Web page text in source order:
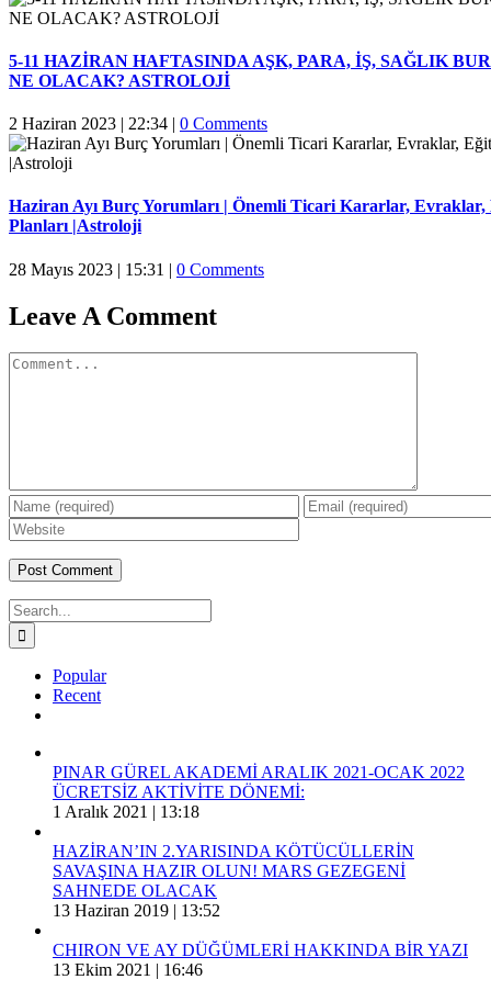
5-11 HAZİRAN HAFTASINDA AŞK, PARA, İŞ, SAĞLIK
NE OLACAK? ASTROLOJİ
2 Haziran 2023 | 22:34 | 0 Comments
Haziran Ayı Burç Yorumları | Önemli Ticari Kararlar, Evraklar,
Planları |Astroloji
28 Mayıs 2023 | 15:31 | 0 Comments
Leave A Comment
Comment
Search
for:
Popular
Recent
PINAR GÜREL AKADEMİ ARALIK 2021-OCAK 2022
ÜCRETSİZ AKTİVİTE DÖNEMİ:
1 Aralık 2021 | 13:18
HAZİRAN’IN 2.YARISINDA KÖTÜCÜLLERİN
SAVAŞINA HAZIR OLUN! MARS GEZEGENİ
SAHNEDE OLACAK
13 Haziran 2019 | 13:52
CHIRON VE AY DÜĞÜMLERİ HAKKINDA BİR YAZI
13 Ekim 2021 | 16:46